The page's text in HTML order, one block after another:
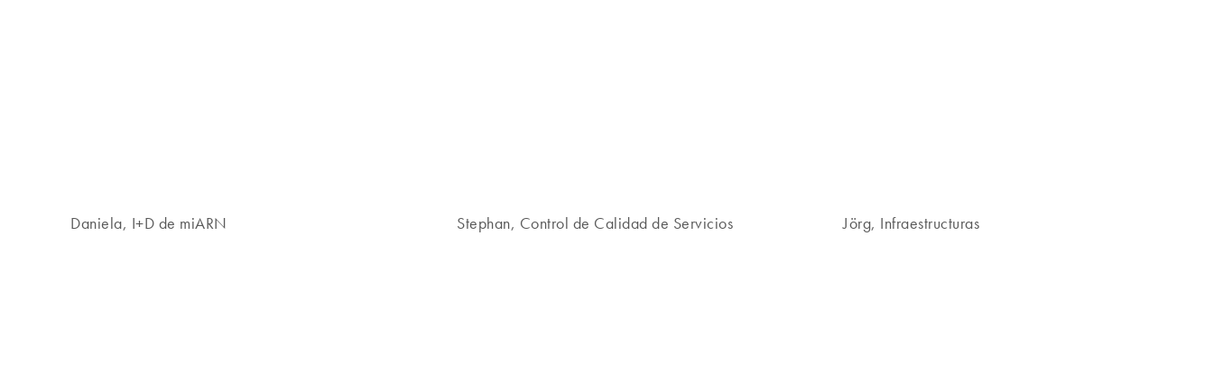
Daniela, I+D de miARN Stephan, Control de Calidad de Servicios Jörg, Infraestructuras